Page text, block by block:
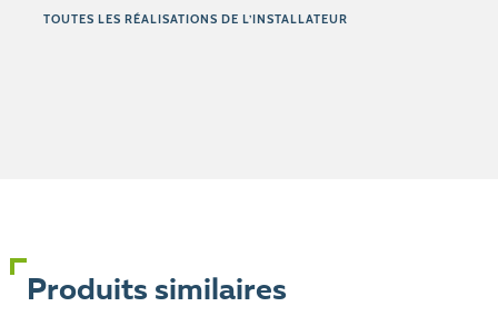
TOUTES LES RÉALISATIONS DE L’INSTALLATEUR
Produits similaires